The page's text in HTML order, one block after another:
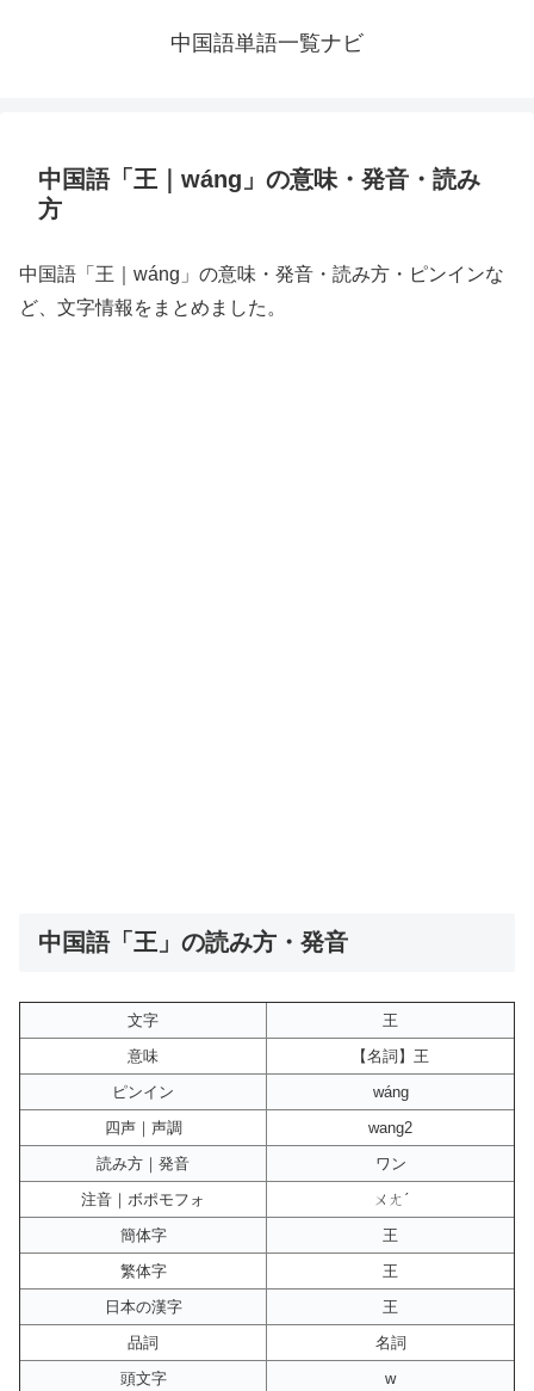
中国語単語一覧ナビ
中国語「王｜wáng」の意味・発音・読み
方
中国語「王｜wáng」の意味・発音・読み方・ピンインな
ど、文字情報をまとめました。
中国語「王」の読み方・発音
文字
王
意味
【名詞】王
ピンイン
wáng
四声｜声調
wang2
読み方｜発音
ワン
注音｜ボポモフォ
ㄨㄤˊ
簡体字
王
繁体字
王
日本の漢字
王
品詞
名詞
頭文字
w